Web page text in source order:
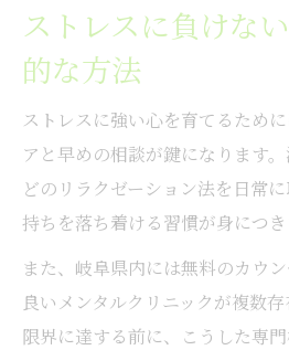
ストレスに負けな
的な方法
ストレスに強い心を育てるため
アと早めの相談が鍵になります
どのリラクゼーション法を日常
持ちを落ち着ける習慣が身につき
また、岐阜県内には無料のカウ
良いメンタルクリニックが複数
限界に達する前に、こうした専